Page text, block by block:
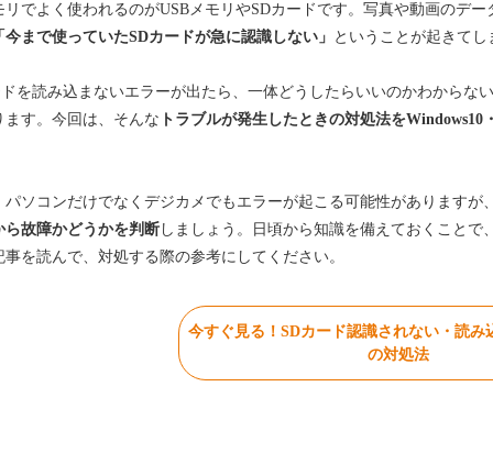
リでよく使われるのがUSBメモリやSDカードです。写真や動画のデ
今まで使っていたSDカードが急に認識しない」 ということが起きて
ドを読み込まないエラーが出たら、一体どうしたらいいのかわからな
ます。今回は、そんな トラブルが発生したときの対処法を
パソコンだけでなくデジカメでもエラーが起こる可能性がありますが
ら故障かどうかを判断 しましょう。日頃から知識を備えておくこと
事を読んで、対処する際の参考にしてください。
今すぐ見る！SDカード認識されない・読み
の対処法